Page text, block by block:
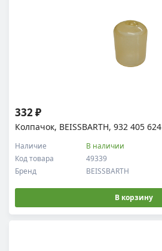
Колпачок, BEISSBARTH, 932 405 624
Код товара 49339
Наличие В наличии
Бренд BEISSBARTH
332 ₽
В корзину